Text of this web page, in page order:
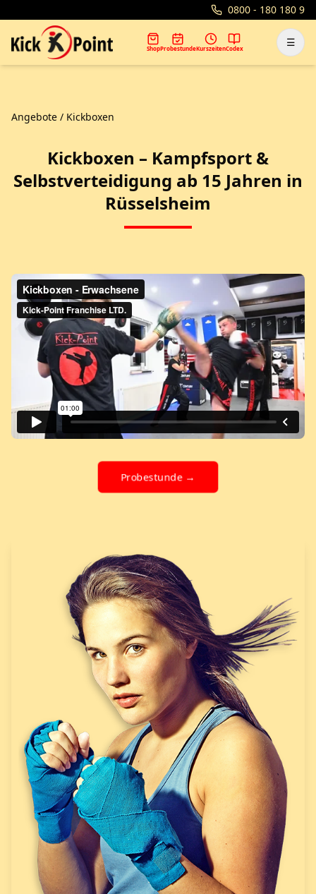
0800 - 180 180 9
ShopProbestundeKurszeitenCodex ☰
Angebote / Kickboxen
Kickboxen – Kampfsport &
Selbstverteidigung ab 15 Jahren in
Rüsselsheim
Probestunde →